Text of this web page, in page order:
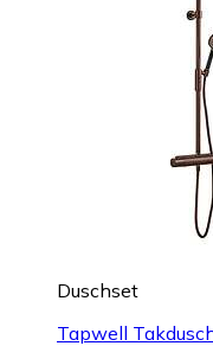
Duschset
Tapwell